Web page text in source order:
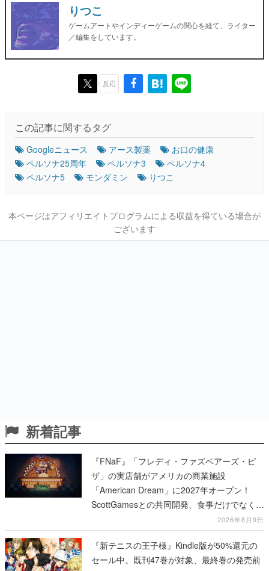
りつこ
ゲームアートやインディーゲームの関心を経て、ライター
／編集をしています。
反応
この記事に関するタグ
Googleニュース アース製薬
お口の健康
ペルソナ25周年
ペルソナ3
ペルソナ4
ペルソナ5
モンダミン りつこ
本ページはアフィリエイトプログラムによる収益を得ている場合が
ございます
新着記事
『FNaF』「フレディ・ファズベアーズ・ピ
ザ」の実店舗がアメリカの商業施設
「American Dream」に2027年オープン！
ScottGamesとの共同開発、食事だけでなくス
テージショーや没入型のホラー体験も楽しめ
る
2026年8月9日
『新テニスの王子様』Kindle版が50%還元の
セール中。既刊47巻が対象、最終巻の発売前